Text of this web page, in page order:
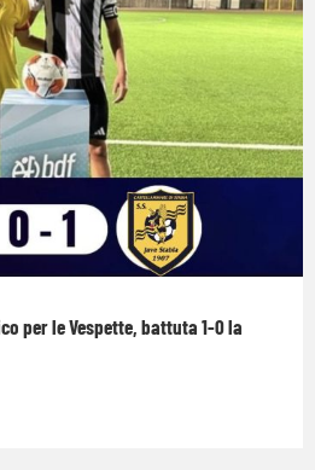
per le Vespette, battuta 1-0 la